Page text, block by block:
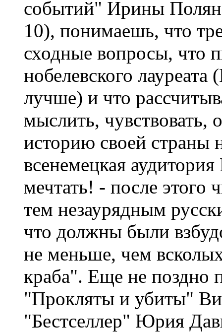
событий" Ирины
10), понимаешь, что
сходные вопросы, что
нобелевского
лучше) и что
мыслить,
историю своей страны
всенемецкая
мечтать! - после этого
тем незаурядным
что должны были
не меньше, чем
краба". Еще не поздно
"Прокляты и убиты"
"Бестселлер" Юрия